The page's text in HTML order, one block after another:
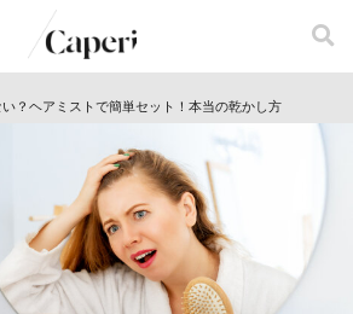
？ヘアミストで簡単セット！本当の乾かし方